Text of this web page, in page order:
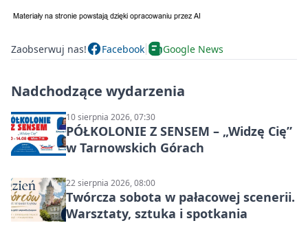
Zaobserwuj nas! Facebook Google News
Nadchodzące wydarzenia
10 sierpnia 2026, 07:30
PÓŁKOLONIE Z SENSEM – „Widzę Cię”
w Tarnowskich Górach
22 sierpnia 2026, 08:00
Twórcza sobota w pałacowej scenerii.
Warsztaty, sztuka i spotkania